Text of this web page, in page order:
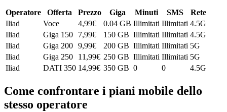
Operatore Offerta Prezzo Giga Minuti SMS
Rete
Iliad
Voce 4,99€ 0.04 GB Illimitati Illimitati 4.5G
Iliad
Giga 150 7,99€ 150 GB Illimitati Illimitati 4.5G
Iliad
Giga 200 9,99€ 200 GB Illimitati Illimitati 5G
Iliad
Giga 250 11,99€ 250 GB Illimitati Illimitati 5G
Iliad
DATI 350 14,99€ 350 GB 0 0 4.5G
Come confrontare i piani mobile dello
stesso operatore